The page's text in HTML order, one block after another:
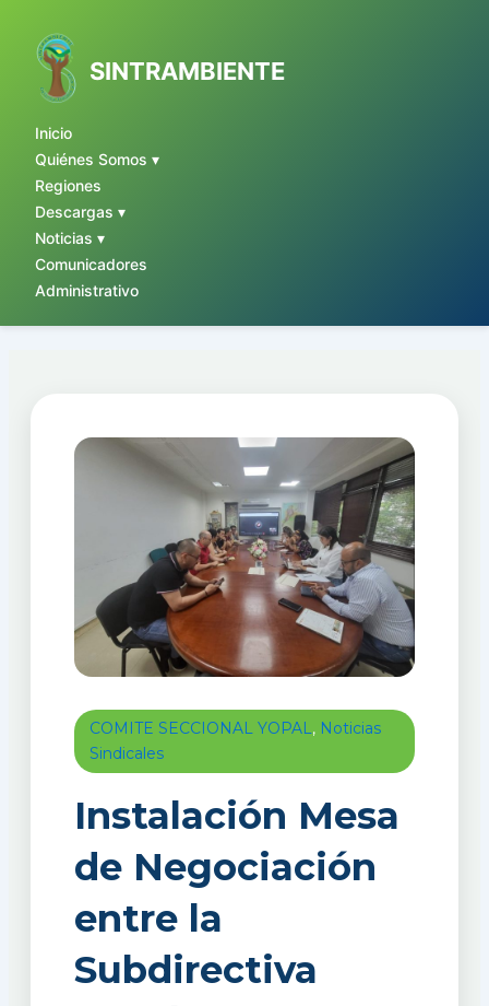
SINTRAMBIENTE
Inicio
Quiénes Somos ▾
Regiones
Descargas ▾
Noticias ▾
Comunicadores
Administrativo
contenido
COMITE SECCIONAL YOPAL, Noticias
Sindicales
Instalación Mesa
de Negociación
entre la
Subdirectiva